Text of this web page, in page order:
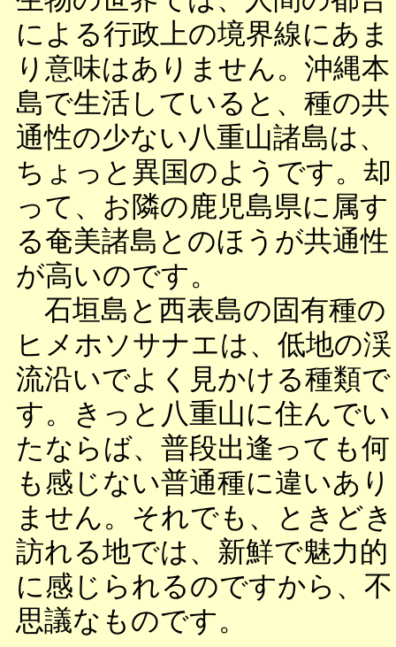
による行政上の境界線にあま
り意味はありません。沖縄本
島で生活していると、種の共
通性の少ない八重山諸島は、
ちょっと異国のようです。却
って、お隣の鹿児島県に属す
る奄美諸島とのほうが共通性
が高いのです。
石垣島と西表島の固有種の
ヒメホソサナエは、低地の渓
流沿いでよく見かける種類で
す。きっと八重山に住んでい
たならば、普段出逢っても何
も感じない普通種に違いあり
ません。それでも、ときどき
訪れる地では、新鮮で魅力的
に感じられるのですから、不
思議なものです。